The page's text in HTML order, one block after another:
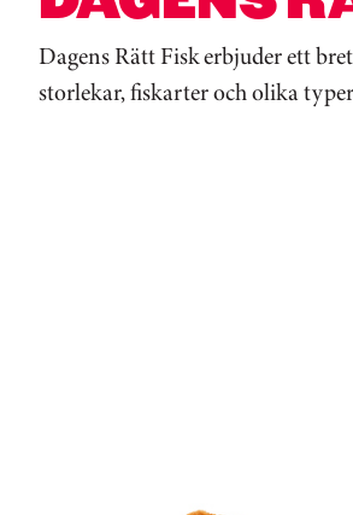
Dagens Rätt Fisk erbjuder ett
storlekar, fiskarter och olika